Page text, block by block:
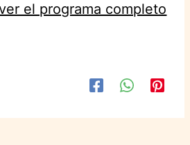
el programa completo